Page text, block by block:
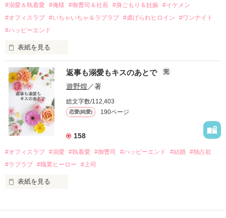
過去の傷から、二度と会いたくないと思っていた哲平に
運命のような再会を果たす。
酔った勢いで一夜を共にしてしまった。
さらに、美桜が初めてだと知った哲平は
『責任をとる、結婚しよう』と真っ直ぐに告げてきた。
戸惑う美桜とは裏腹に、好きという気持ちを隠すことなく
甘やかしてくる。
そんなある日、哲平は美桜がストーカー被害に
遭っていることを知る。
美桜を守るため、哲平は同居を提案してきて――。
夏木美桜(なつきみお)
鳴海哲平 (なるみてっぺい)
#溺愛＆執着愛 #俺様 #御曹司＆社長 #身ごもり＆妊娠 #イケメン
#オフィスラブ #いちゃいちゃ＆ラブラブ #虐げられヒロイン
#ワンナイト
#ハッピーエンド
表紙を見る
おかしな噂を流されて前の職場でうまくいかなかった梅田美
桜は、海外で傷心旅行をしていたところ、日本人美青年と出会
い、酒の勢いもあり一夜限りの関係となる。
帰国後、美桜は新しい職場でワンナイトした美青年と再会。
なんと彼の正体は、とある財閥御曹司にも関わらず、一族を離
れて起業した新進気鋭の実業家、社内でも冷徹だと評判な社長
――御影恭司その人だったのだ――！
なぜか恭司から飼い猫の世話係を命じられた美桜は、猫の世
の関係となってしまい――？
返事も溺愛もキスのあとで 完
遊野煌／著
総文字数/112,403
恋愛(純愛) 190ページ
158
#オフィスラブ #溺愛 #執着愛 #御曹司 #ハッピーエンド #結婚 #独占欲
#ラブラブ #職業ヒーロー #上司
表紙を見る
ションの企画戦略室で働いている。